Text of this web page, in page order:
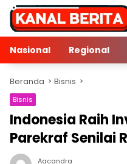
Langsung
konten
Nasional
Regional
Beranda Bisnis
Bisnis
Indonesia Raih
Parekraf Senilai
Aacandra